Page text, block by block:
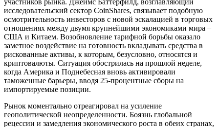
исследовательский сектор CoinShares, связывает подобную
осмотрительность инвесторов с новой эскалацией в торговых
отношениях между двумя крупнейшими экономиками мира –
США и Китаем. Возобновление тарифной борьбы оказало
заметное воздействие на готовность вкладывать средства в
рискованные активы, к которым, безусловно, относятся и
криптовалюты. Ситуация обострилась на прошлой неделе,
когда Америка и Поднебесная вновь активировали
таможенные барьеры, вводя 25-процентные сборы на
импортируемые позиции.
Рынок моментально отреагировал на усиление
геополитической неопределенности. Боязнь глобальной
рецессии и замедления экономического роста в обеих странах,